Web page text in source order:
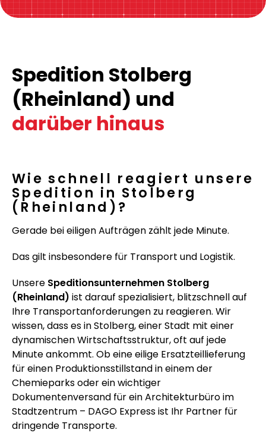
Spedition Stolberg
(Rheinland) und
darüber hinaus
Wie schnell reagiert unsere
Spedition in Stolberg
(Rheinland)?
Gerade bei eiligen Aufträgen zählt jede Minute.
Das gilt insbesondere für Transport und Logistik.
Unsere Speditionsunternehmen Stolberg
(Rheinland) ist darauf spezialisiert, blitzschnell auf
Ihre Transportanforderungen zu reagieren. Wir
wissen, dass es in Stolberg, einer Stadt mit einer
dynamischen Wirtschaftsstruktur, oft auf jede
Minute ankommt. Ob eine eilige Ersatzteillieferung
für einen Produktionsstillstand in einem der
Chemieparks oder ein wichtiger
Dokumentenversand für ein Architekturbüro im
Stadtzentrum – DAGO Express ist Ihr Partner für
dringende Transporte.